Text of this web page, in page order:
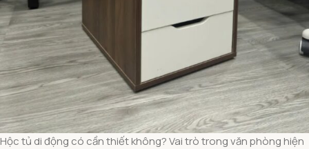
Hộc tủ di động có cần thiết không? Vai trò trong văn phòng hiện